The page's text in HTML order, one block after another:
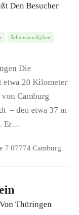
Den Besucher
Sehenswürdigkeit
Die
etwa 20 Kilometer
Camburg
– den etwa 37 m
Er…
7 07774 Camburg
Thüringen